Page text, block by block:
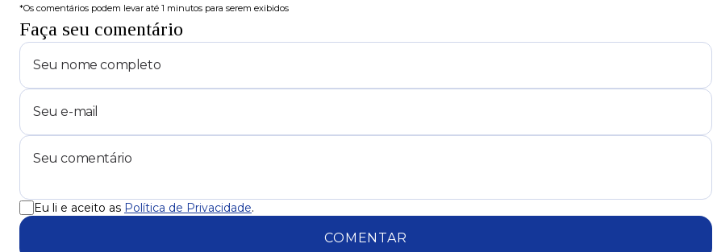
*Os comentários podem levar até 1 minutos para serem exibidos
Faça seu comentário
Eu li e aceito as Política de Privacidade.
COMENTAR